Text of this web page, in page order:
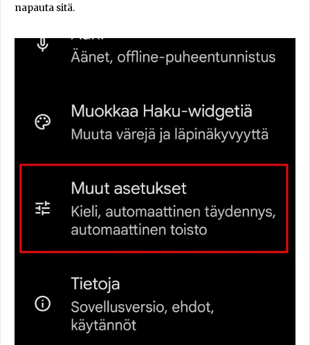
napauta sitä.